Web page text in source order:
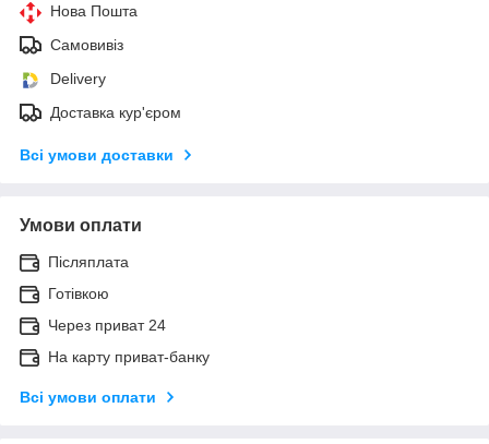
Нова Пошта
Самовивіз
Delivery
Доставка кур'єром
Всі умови доставки
Умови оплати
Післяплата
Готівкою
Через приват 24
На карту приват-банку
Всі умови оплати